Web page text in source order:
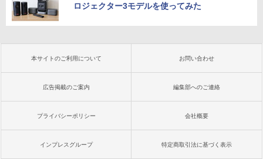
ロジェクター3モデルを使ってみた
本サイトのご利用について お問い合わせ
広告掲載のご案内 編集部へのご連絡
プライバシーポリシー 会社概要
インプレスグループ 特定商取引法に基づく表示